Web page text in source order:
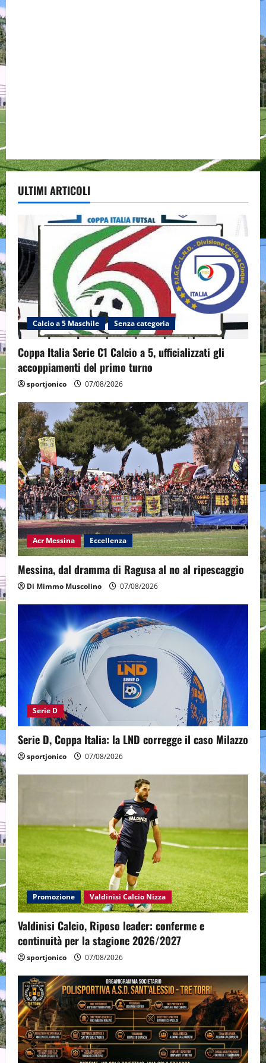
ULTIMI ARTICOLI
Calcio a 5 Maschile Senza categoria
Coppa Italia Serie C1 Calcio a 5, ufficializzati gli
accoppiamenti del primo turno
sportjonico 07/08/2026
Acr Messina Eccellenza
Messina, dal dramma di Ragusa al no al ripescaggio
Di Mimmo Muscolino 07/08/2026
Serie D
Serie D, Coppa Italia: la LND corregge il caso Milazzo
sportjonico 07/08/2026
Promozione Valdinisi Calcio Nizza
Valdinisi Calcio, Riposo leader: conferme e
continuità per la stagione 2026/2027
sportjonico 07/08/2026